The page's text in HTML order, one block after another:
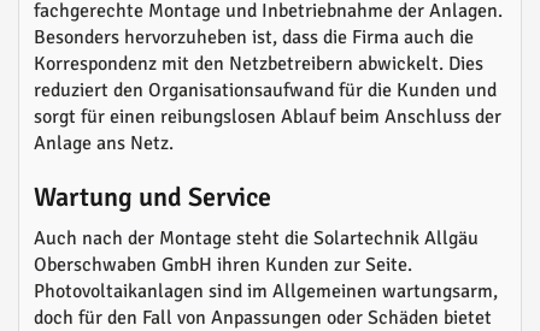
fachgerechte Montage und Inbetriebnahme der Anlagen.
Besonders hervorzuheben ist, dass die Firma auch die
Korrespondenz mit den Netzbetreibern abwickelt. Dies
reduziert den Organisationsaufwand für die Kunden und
sorgt für einen reibungslosen Ablauf beim Anschluss der
Anlage ans Netz.
Wartung und Service
Auch nach der Montage steht die Solartechnik Allgäu
Oberschwaben GmbH ihren Kunden zur Seite.
Photovoltaikanlagen sind im Allgemeinen wartungsarm,
doch für den Fall von Anpassungen oder Schäden bietet